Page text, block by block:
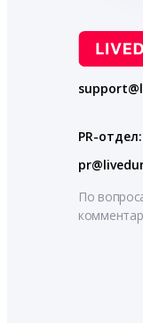
PR-отдел:
По